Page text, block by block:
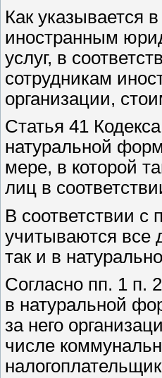
Как указывается
иностранным
услуг, в
сотрудникам
организации,
Статья 41
натуральной
мере, в которой
лиц в
В соответствии с
учитываются все
так и в
Согласно пп. 1 п.
в натуральной
за него
числе